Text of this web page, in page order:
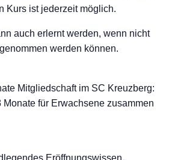
Kurs ist jederzeit möglich.
auch erlernt werden, wenn nicht
werden können.
Mitgliedschaft im SC Kreuzberg:
Monate für Erwachsene zusammen
Eröffnungswissen,